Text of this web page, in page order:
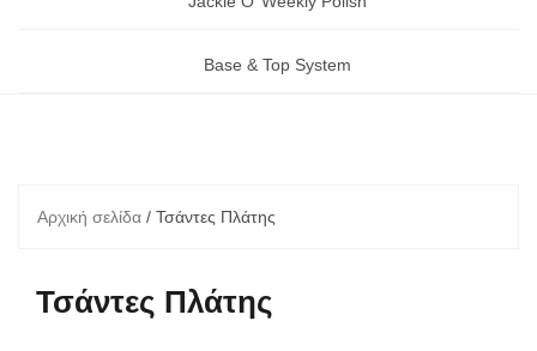
Base & Top System
Αρχική σελίδα / Τσάντες Πλάτης
Τσάντες Πλάτης